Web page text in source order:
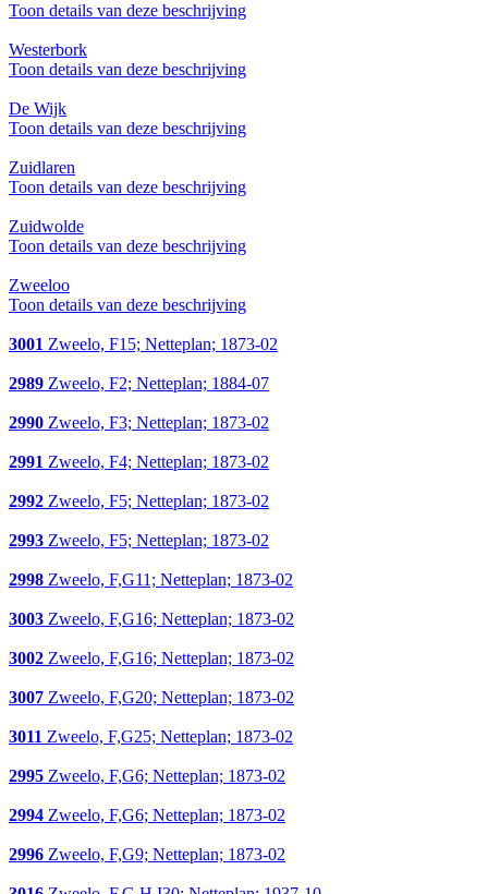
Toon details van deze beschrijving
Westerbork
Toon details van deze beschrijving
De Wijk
Toon details van deze beschrijving
Zuidlaren
Toon details van deze beschrijving
Zuidwolde
Toon details van deze beschrijving
Zweeloo
Toon details van deze beschrijving
3001 Zweelo, F15; Netteplan; 1873-02
2989 Zweelo, F2; Netteplan; 1884-07
2990 Zweelo, F3; Netteplan; 1873-02
2991 Zweelo, F4; Netteplan; 1873-02
2992 Zweelo, F5; Netteplan; 1873-02
2993 Zweelo, F5; Netteplan; 1873-02
2998 Zweelo, F,G11; Netteplan; 1873-02
3003 Zweelo, F,G16; Netteplan; 1873-02
3002 Zweelo, F,G16; Netteplan; 1873-02
3007 Zweelo, F,G20; Netteplan; 1873-02
3011 Zweelo, F,G25; Netteplan; 1873-02
2995 Zweelo, F,G6; Netteplan; 1873-02
2994 Zweelo, F,G6; Netteplan; 1873-02
2996 Zweelo, F,G9; Netteplan; 1873-02